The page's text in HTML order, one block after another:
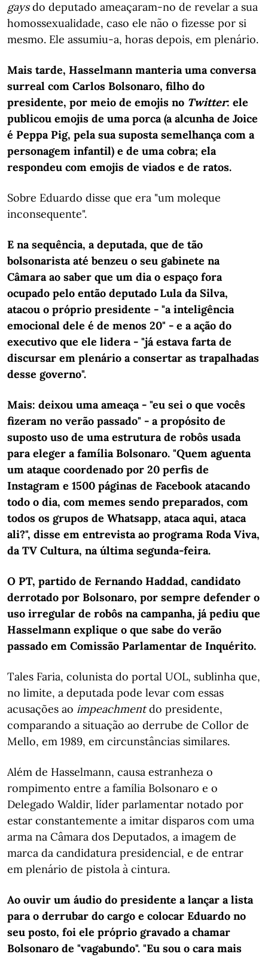
gaysdo deputado ameaçaram-no de revelar a sua
homossexualidade, caso ele não o fizesse por si
mesmo. Ele assumiu-a, horas depois, em plenário.
Mais tarde, Hasselmann manteria uma conversa
surreal com Carlos Bolsonaro, filho do
presidente, por meio de emojis no Twitter: ele
publicou emojis de uma porca (a alcunha de Joice
é Peppa Pig, pela sua suposta semelhança com a
personagem infantil) e de uma cobra; ela
respondeu com emojis de viados e de ratos.
Sobre Eduardo disse que era "um moleque
inconsequente".
E na sequência, a deputada, que de tão
bolsonarista até benzeu o seu gabinete na
Câmara ao saber que um dia o espaço fora
ocupado pelo então deputado Lula da Silva,
atacou o próprio presidente - "a inteligência
emocional dele é de menos 20" - e a ação do
executivo que ele lidera - "já estava farta de
discursar em plenário a consertar as trapalhadas
desse governo".
Mais: deixou uma ameaça - "eu sei o que vocês
fizeram no verão passado" - a propósito de
suposto uso de uma estrutura de robôs usada
para eleger a família Bolsonaro. "Quem aguenta
um ataque coordenado por 20 perfis de
Instagram e 1500 páginas de Facebook atacando
todo o dia, com memes sendo preparados, com
todos os grupos de Whatsapp, ataca aqui, ataca
ali?", disse em entrevista ao programa Roda Viva,
da TV Cultura, na última segunda-feira.
O PT, partido de Fernando Haddad, candidato
derrotado por Bolsonaro, por sempre defender o
uso irregular de robôs na campanha, já pediu que
Hasselmann explique o que sabe do verão
passado em Comissão Parlamentar de Inquérito.
Tales Faria, colunista do portal UOL, sublinha que,
no limite, a deputada pode levar com essas
acusações ao impeachmentdo presidente,
comparando a situação ao derrube de Collor de
Mello, em 1989, em circunstâncias similares.
Além de Hasselmann, causa estranheza o
rompimento entre a família Bolsonaro e o
Delegado Waldir, líder parlamentar notado por
estar constantemente a imitar disparos com uma
arma na Câmara dos Deputados, a imagem de
marca da candidatura presidencial, e de entrar
em plenário de pistola à cintura.
Ao ouvir um áudio do presidente a lançar a lista
para o derrubar do cargo e colocar Eduardo no
seu posto, foi ele próprio gravado a chamar
Bolsonaro de "vagabundo". "Eu sou o cara mais